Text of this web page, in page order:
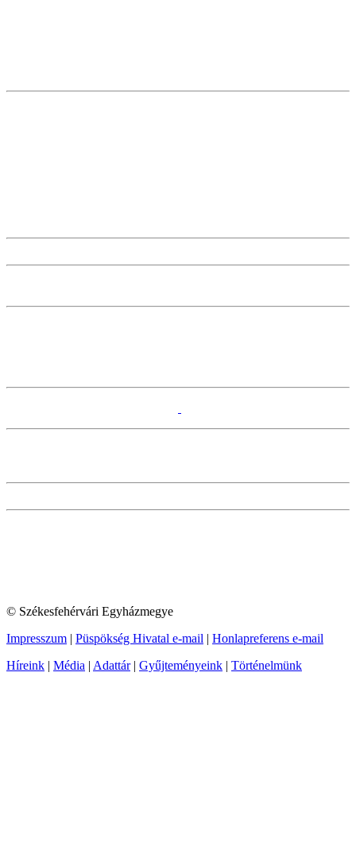
© Székesfehérvári Egyházmegye
Impresszum | Püspökség Hivatal e-mail | Honlapreferens e-mail
Híreink | Média | Adattár| Gyűjteményeink | Történelmünk